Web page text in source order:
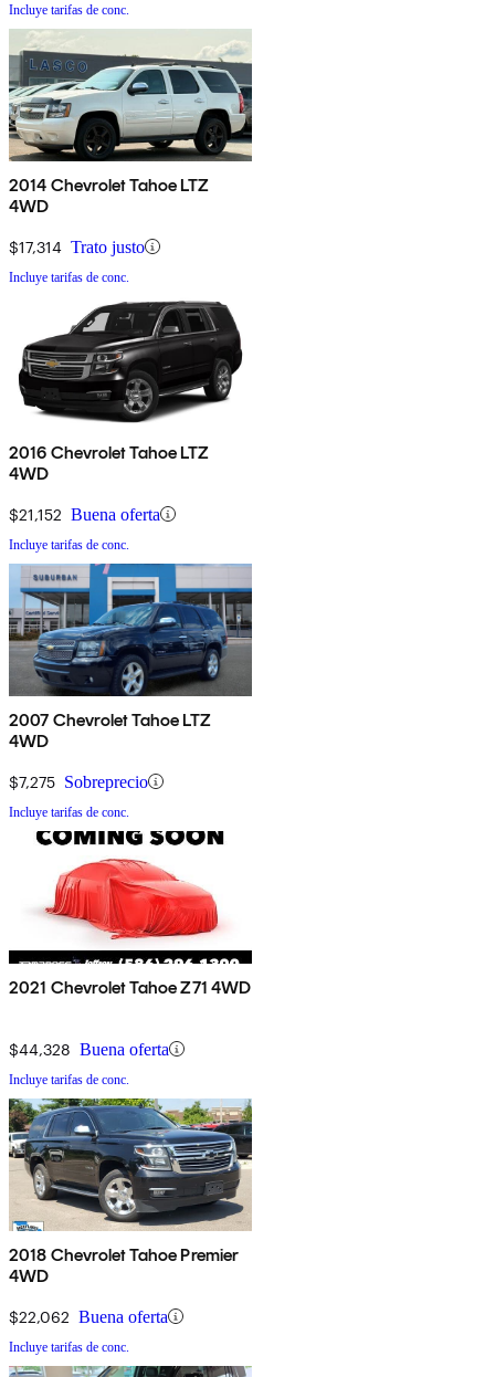
Incluye tarifas de conc.
2014 Chevrolet Tahoe LTZ
4WD
$17,314 Trato justo
Incluye tarifas de conc.
2016 Chevrolet Tahoe LTZ
4WD
$21,152 Buena oferta
Incluye tarifas de conc.
2007 Chevrolet Tahoe LTZ
4WD
$7,275 Sobreprecio
Incluye tarifas de conc.
2021 Chevrolet Tahoe Z71 4WD
$44,328 Buena oferta
Incluye tarifas de conc.
2018 Chevrolet Tahoe Premier
4WD
$22,062 Buena oferta
Incluye tarifas de conc.